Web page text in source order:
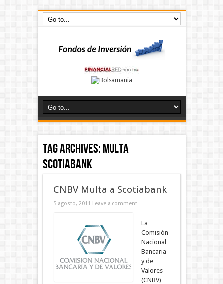
Tag Archives:multa
Scotiabank
CNBV Multa a Scotiabank
5 agosto, 2011 Leave a comment
La
Comisión
Nacional
Bancaria
y de
Valores
(CNBV)